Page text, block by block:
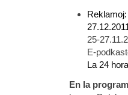
Reklamoj:
25-
E-
La 24
En la